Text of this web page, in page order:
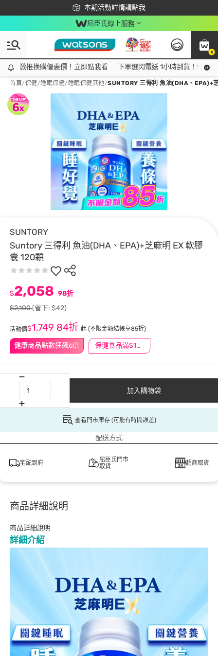
本期活動詳情請點我
下載app最高回饋$350
屈臣氏線上服務
0
激推換購優惠價！立即點我看
激推換購優惠價！立即點我看 下單選閃電送 1小時到貨！領神
首頁/保健/睡眠保健/ 睡眠保健其他/SUNTORY 三得利 魚油(DHA、EPA)+
SUNTORY
Suntory 三得利 魚油(DHA、EPA)+芝麻明 EX 軟膠
囊 120顆
健康商品點數狂飆6倍 保健食品滿$1200送$100
$2,058 98折
$2,100(省下: $42)
活動價$1,749 84折 起 (不限金額結帳享85折)
加入購物袋
查看門市庫存 (可能有時間誤差)
配送方式
宅配到府
屈臣氏門市
取貨
超商取貨
商品詳細說明
商品詳細說明
詳細介紹